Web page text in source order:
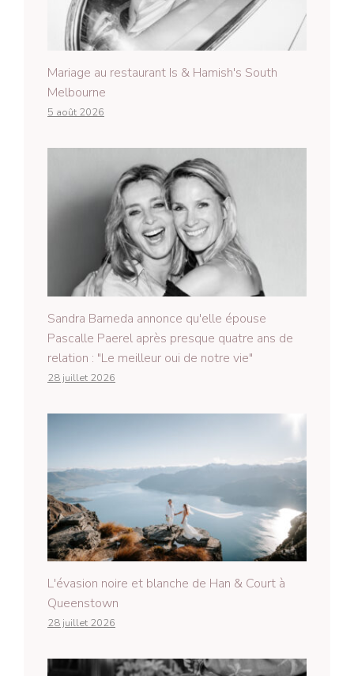
Mariage au restaurant Is & Hamish's South
Melbourne
5 août 2026
Sandra Barneda annonce qu'elle épouse
Pascalle Paerel après presque quatre ans de
relation : "Le meilleur oui de notre vie"
28 juillet 2026
L'évasion noire et blanche de Han & Court à
Queenstown
28 juillet 2026